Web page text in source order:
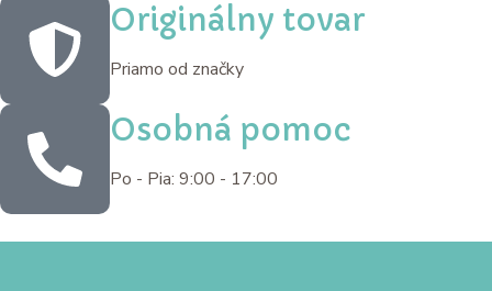
Originálny tovar
Priamo od značky
Osobná pomoc
Po - Pia: 9:00 - 17:00